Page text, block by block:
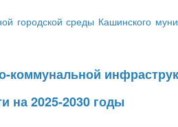
среды Кашинского
коммунальной
на 2025-2030 годы